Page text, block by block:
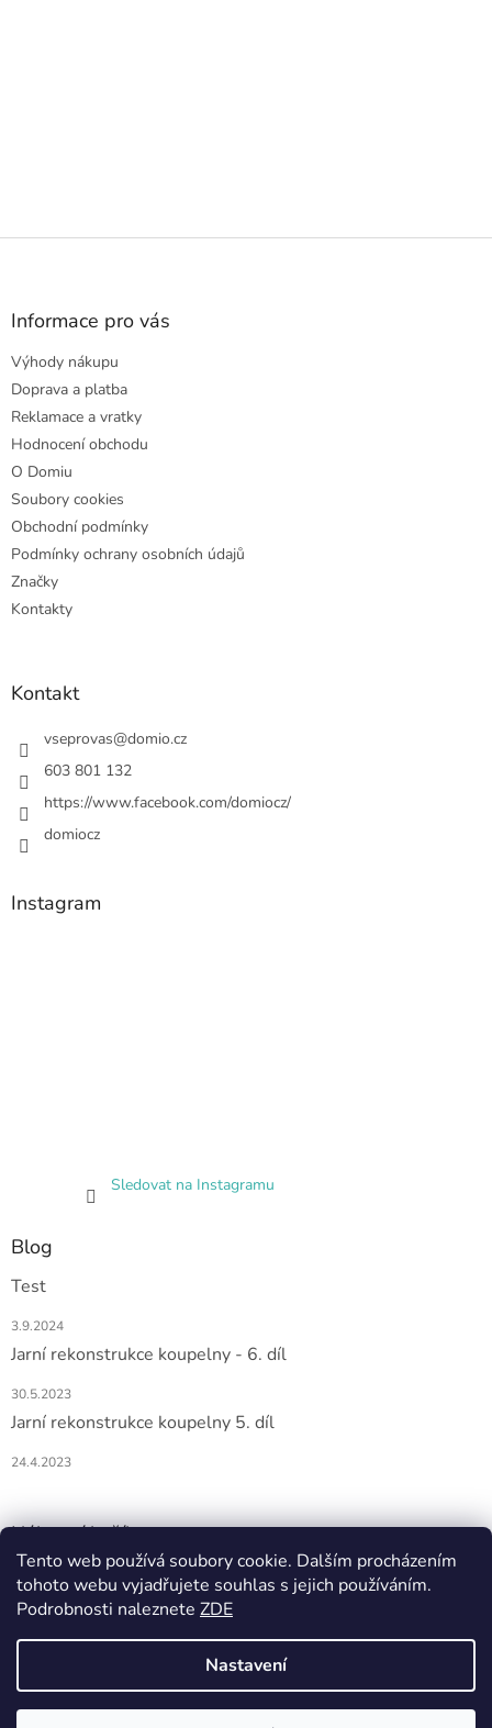
Tento web používá soubory cookie. Dalším procházením
tohoto webu vyjadřujete souhlas s jejich používáním.
Podrobnosti naleznete ZDE
Nastavení
Z
Informace pro vás
Výhody nákupu
Doprava a platba
Reklamace a vratky
Hodnocení obchodu
O Domiu
Soubory cookies
Obchodní podmínky
Podmínky ochrany osobních údajů
Značky
Kontakty
Kontakt
vseprovas@domio.cz
603 801 132
https://www.facebook.com/domiocz/
domiocz
Instagram
Sledovat na Instagramu
Blog
Test
3.9.2024
Jarní rekonstrukce koupelny - 6. díl
30.5.2023
Jarní rekonstrukce koupelny 5. díl
24.4.2023
Nákupní košík
0KS /0 KČ
Vytvořil Shoptet